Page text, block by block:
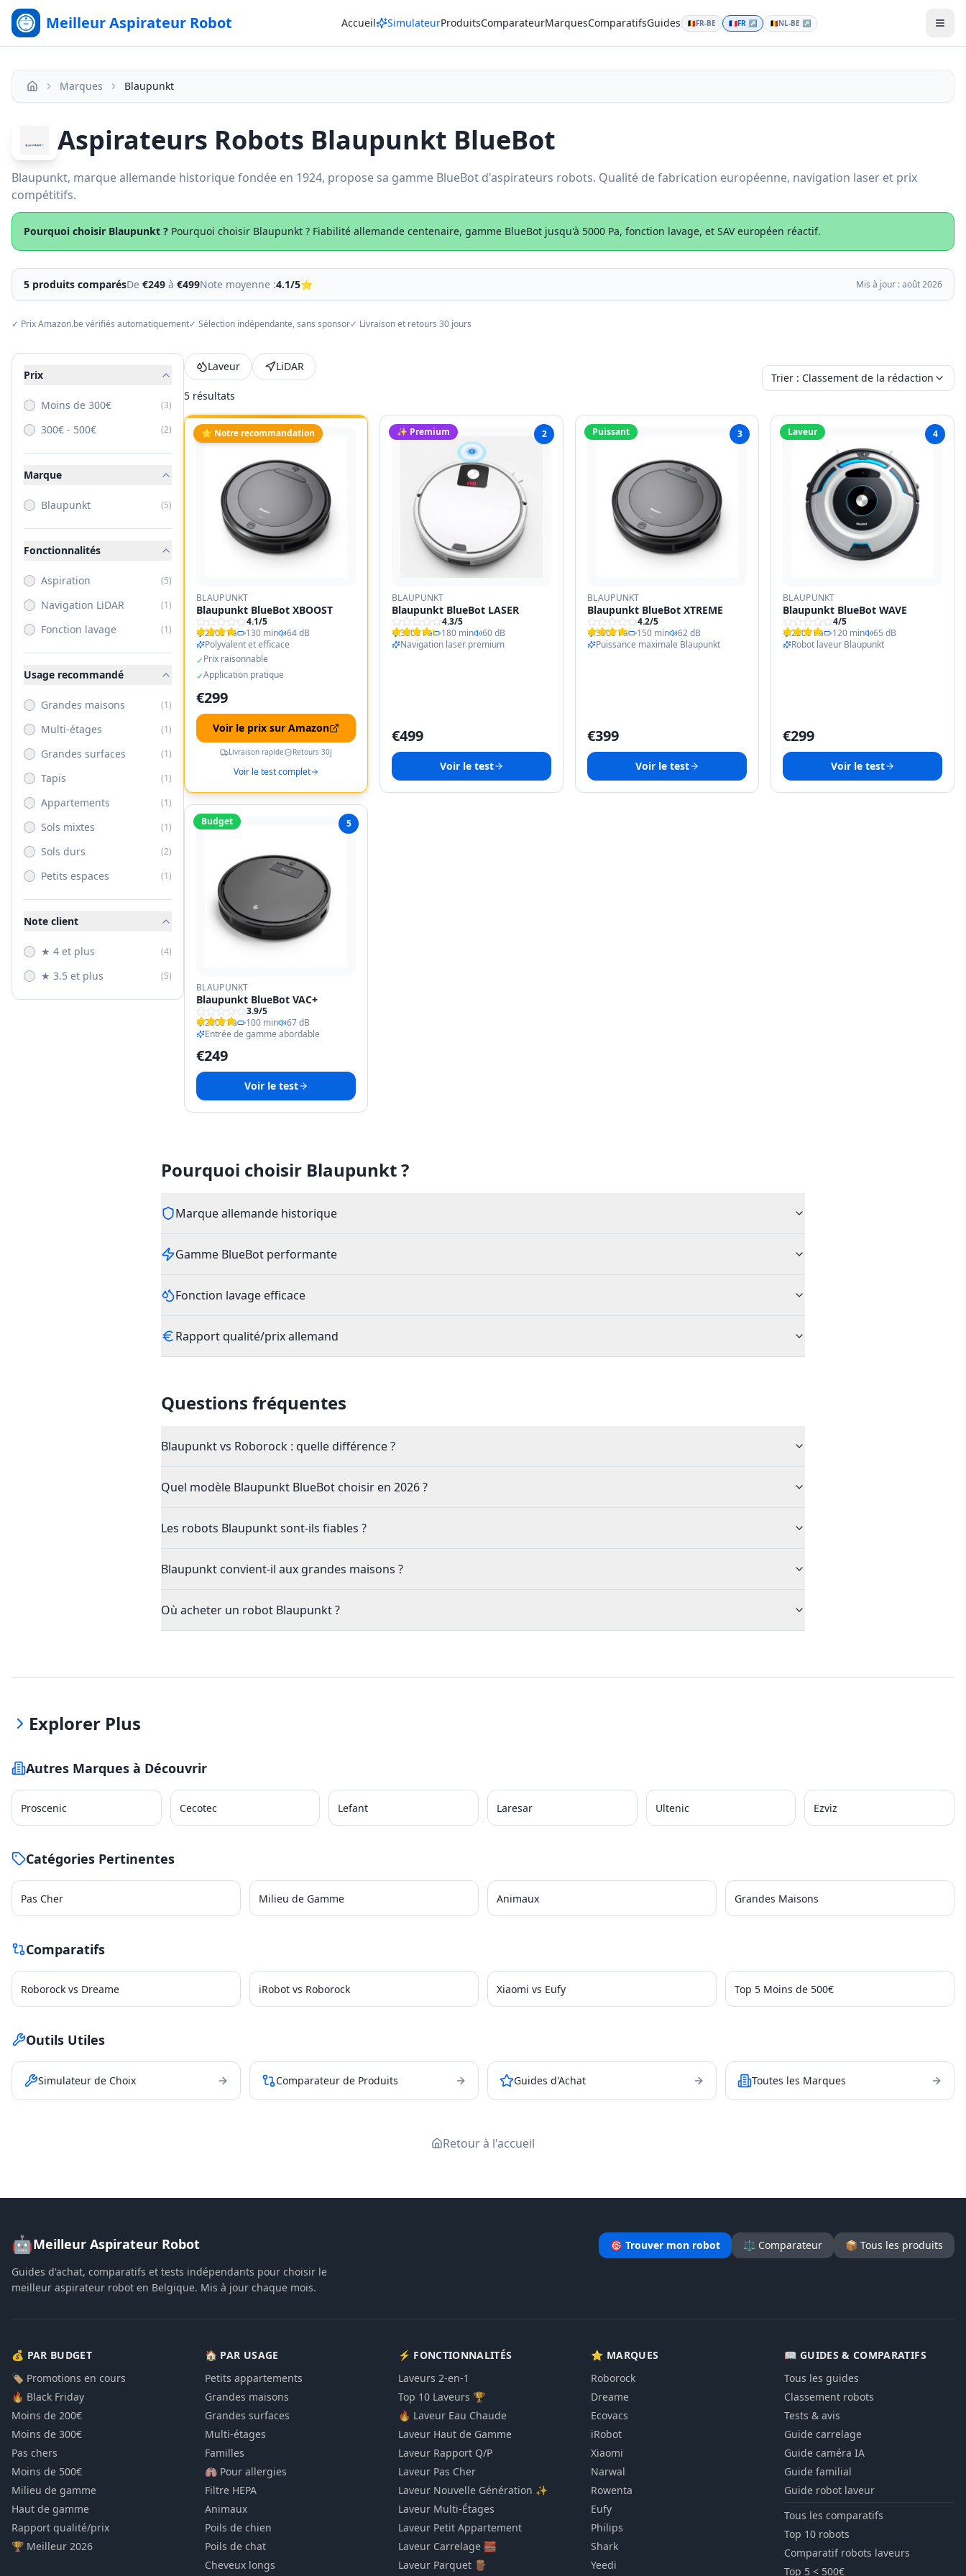
Meilleur Aspirateur Robot Accueil SimulateurProduitsComparateurMarquesComparatifsGuides 🇧🇪FR-BE 🇫🇷FR ↗ 🇧🇪NL-BE ↗
Accueil Marques Blaupunkt
Aspirateurs Robots Blaupunkt BlueBot
Blaupunkt, marque allemande historique fondée en 1924, propose sa gamme BlueBot d'aspirateurs robots. Qualité de fabrication européenne, navigation laser et prix
compétitifs.
Pourquoi choisir Blaupunkt ? Pourquoi choisir Blaupunkt ? Fiabilité allemande centenaire, gamme BlueBot jusqu'à 5000 Pa, fonction lavage, et SAV européen réactif.
5 produits comparésDe €249 à €499Note moyenne :4.1/5⭐ Mis à jour :août 2026
✓ Prix Amazon.be vérifiés automatiquement✓ Sélection indépendante, sans sponsor✓ Livraison et retours 30 jours
Prix
Moins de 300€ (3)
300€ - 500€ (2)
Marque
Blaupunkt (5)
Fonctionnalités
Aspiration (5)
Navigation LiDAR (1)
Fonction lavage (1)
Usage recommandé
Grandes maisons (1)
Multi-étages (1)
Grandes surfaces (1)
Tapis (1)
Appartements (1)
Sols mixtes (1)
Sols durs (2)
Petits espaces (1)
Note client
★ 4 et plus (4)
★ 3.5 et plus (5)
Laveur LiDAR
5 résultats
Trier : Classement de la rédaction
⭐ Notre recommandation
BLAUPUNKT
Blaupunkt BlueBot XBOOST
4.1/5
2500 Pa
130 min
64 dB
Polyvalent et efficace
✓Prix raisonnable
✓Application pratique
€299
Voir le prix sur Amazon
Livraison rapide Retours 30j
Voir le test complet
✨ Premium 2
BLAUPUNKT
Blaupunkt BlueBot LASER
4.3/5
3500 Pa
180 min
60 dB
Navigation laser premium
€499
Voir le test
Puissant 3
BLAUPUNKT
Blaupunkt BlueBot XTREME
4.2/5
3000 Pa
150 min
62 dB
Puissance maximale Blaupunkt
€399
Voir le test
Laveur 4
BLAUPUNKT
Blaupunkt BlueBot WAVE
4/5
2200 Pa
120 min
65 dB
Robot laveur Blaupunkt
€299
Voir le test
Budget 5
BLAUPUNKT
Blaupunkt BlueBot VAC+
3.9/5
2000 Pa
100 min
67 dB
Entrée de gamme abordable
€249
Voir le test
Pourquoi choisir Blaupunkt ?
Marque allemande historique
Gamme BlueBot performante
Fonction lavage efficace
Rapport qualité/prix allemand
Questions fréquentes
Blaupunkt vs Roborock : quelle différence ?
Quel modèle Blaupunkt BlueBot choisir en 2026 ?
Les robots Blaupunkt sont-ils fiables ?
Blaupunkt convient-il aux grandes maisons ?
Où acheter un robot Blaupunkt ?
Explorer Plus
Autres Marques à Découvrir
Proscenic Cecotec Lefant Laresar Ultenic Ezviz
Catégories Pertinentes
Pas Cher Milieu de Gamme Animaux Grandes Maisons
Comparatifs
Roborock vs Dreame iRobot vs Roborock Xiaomi vs Eufy Top 5 Moins de 500€
Outils Utiles
Simulateur de Choix Comparateur de Produits Guides d'Achat Toutes les Marques
Retour à l'accueil
🤖Meilleur Aspirateur Robot
Guides d'achat, comparatifs et tests indépendants pour choisir le
meilleur aspirateur robot en Belgique. Mis à jour chaque mois.
🎯 Trouver mon robot ⚖️ Comparateur 📦 Tous les produits
💰 PAR BUDGET
🏷️ Promotions en cours
🔥 Black Friday
Moins de 200€
Moins de 300€
Pas chers
Moins de 500€
Milieu de gamme
Haut de gamme
Rapport qualité/prix
🏆 Meilleur 2026
🏠 PAR USAGE
Petits appartements
Grandes maisons
Grandes surfaces
Multi-étages
Familles
🫁 Pour allergies
Filtre HEPA
Animaux
Poils de chien
Poils de chat
Cheveux longs
⚡ FONCTIONNALITÉS
Laveurs 2-en-1
Top 10 Laveurs 🏆
🔥 Laveur Eau Chaude
Laveur Haut de Gamme
Laveur Rapport Q/P
Laveur Pas Cher
Laveur Nouvelle Génération ✨
Laveur Multi-Étages
Laveur Petit Appartement
Laveur Carrelage 🧱
Laveur Parquet 🪵
⭐ MARQUES
Roborock
Dreame
Ecovacs
iRobot
Xiaomi
Narwal
Rowenta
Eufy
Philips
Shark
Yeedi
📖 GUIDES & COMPARATIFS
Tous les guides
Classement robots
Tests & avis
Guide carrelage
Guide caméra IA
Guide familial
Guide robot laveur
Tous les comparatifs
Top 10 robots
Comparatif robots laveurs
Top 5 < 500€